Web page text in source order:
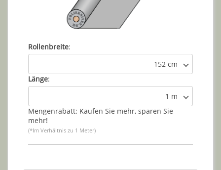
Rollenbreite:
152 cm
Länge:
1 m
Mengenrabatt: Kaufen Sie mehr, sparen Sie
mehr!
(*Im Verhältnis zu 1 Meter)